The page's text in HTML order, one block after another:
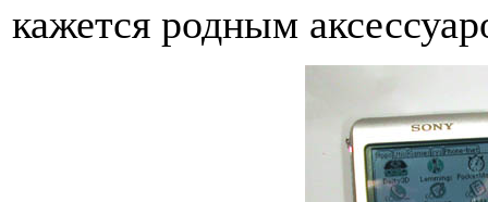
кажется родным